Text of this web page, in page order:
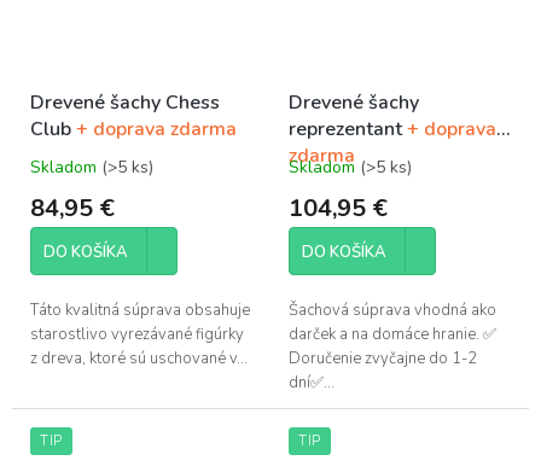
Drevené šachy Chess
Club+ doprava zdarma
Priemerné
produktu
5,0
5
hviezdičiek.
Skladom (>5 ks)
84,95 €
DO KOŠÍKA
Táto kvalitná súprava obsahuje
starostlivo vyrezávané figúrky
z dreva, ktoré sú uschované v...
Drevené šachy
reprezentant+ doprava
zdarma
Priemerné
produktu
5,0
5
hviezdičiek.
Skladom (>5 ks)
104,95 €
DO KOŠÍKA
Šachová súprava vhodná ako
darček a na domáce hranie. ✅
Doručenie zvyčajne do 1-2
dní✅...
TIP TIP